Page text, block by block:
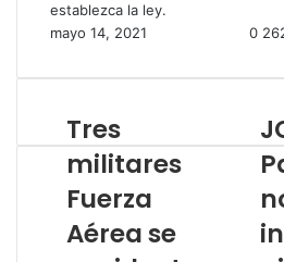
establezca la ley.
mayo 14, 2021
0
Tres
militares
Fuerza
Aérea se